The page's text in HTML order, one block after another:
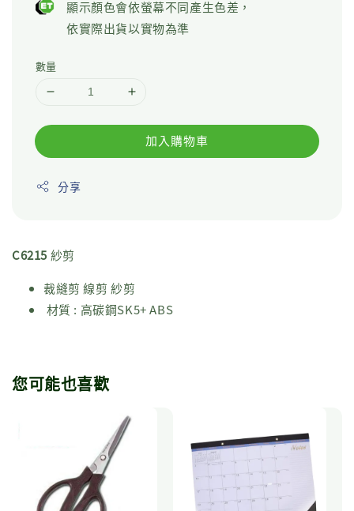
顯示顏色會依螢幕不同產生色差，
依實際出貨以實物為準
數量
加入購物車
分享
C6215 紗剪
裁縫剪 線剪 紗剪
材質 : 高碳鋼SK5+ ABS
您可能也喜歡